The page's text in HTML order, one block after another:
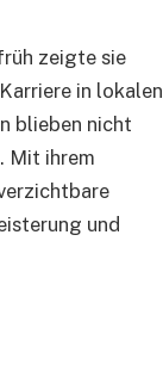
zeigte sie
in lokalen
blieben nicht
Mit ihrem
und